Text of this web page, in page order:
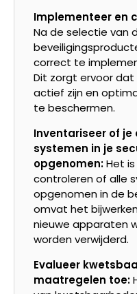
Implementeer en
Na de selectie van
correct te
Dit zorgt ervoor
actief zijn en
te beschermen.
Inventariseer of
systemen in je
opgenomen:Het
controleren of alle
opgenomen in de
omvat het
nieuwe apparaten
worden verwijderd.
Evalueer
maatregelen toe: